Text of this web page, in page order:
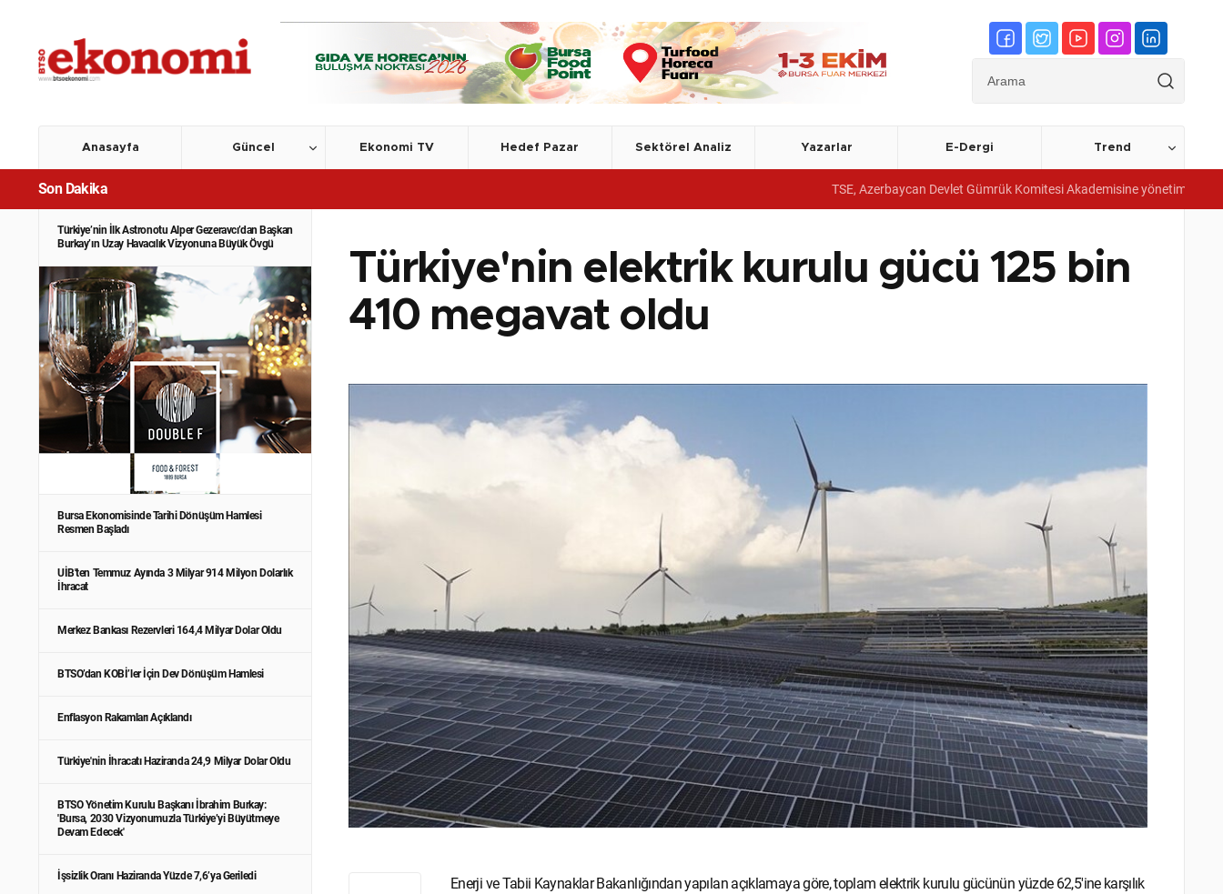
Anasayfa Güncel Ekonomi TV Hedef Pazar Sektörel Analiz Yazarlar E-Dergi Trend
Son Dakika TSE, Azerbaycan Devlet Gümrük Komitesi Akademisine yönetim sistemi belgeleri
Türkiye’nin İlk Astronotu Alper Gezeravcı’dan Başkan
Burkay’ın Uzay Havacılık Vizyonuna Büyük Övgü
Bursa Ekonomisinde Tarihi Dönüşüm Hamlesi
Resmen Başladı
UİB'ten Temmuz Ayında 3 Milyar 914 Milyon Dolarlık
İhracat
Merkez Bankası Rezervleri 164,4 Milyar Dolar Oldu
BTSO’dan KOBİ’ler İçin Dev Dönüşüm Hamlesi
Enflasyon Rakamları Açıklandı
Türkiye'nin İhracatı Haziranda 24,9 Milyar Dolar Oldu
BTSO Yönetim Kurulu Başkanı İbrahim Burkay:
'Bursa, 2030 Vizyonumuzla Türkiye’yi Büyütmeye
Devam Edecek'
İşsizlik Oranı Haziranda Yüzde 7,6’ya Geriledi
Türkiye'nin elektrik kurulu gücü 125 bin
410 megavat oldu
Enerji ve Tabii Kaynaklar Bakanlığından yapılan açıklamaya göre, toplam elektrik kurulu gücünün yüzde 62,5'ine karşılık